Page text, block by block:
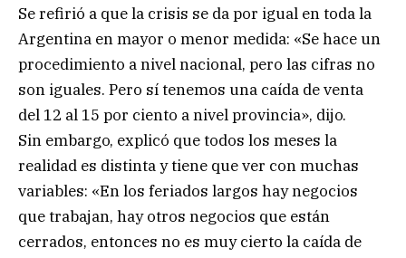
Se refirió a que la crisis se da por igual en toda la
Argentina en mayor o menor medida: «Se hace un
procedimiento a nivel nacional, pero las cifras no
son iguales. Pero sí tenemos una caída de venta
del 12 al 15 por ciento a nivel provincia», dijo.
Sin embargo, explicó que todos los meses la
realidad es distinta y tiene que ver con muchas
variables: «En los feriados largos hay negocios
que trabajan, hay otros negocios que están
cerrados, entonces no es muy cierto la caída de